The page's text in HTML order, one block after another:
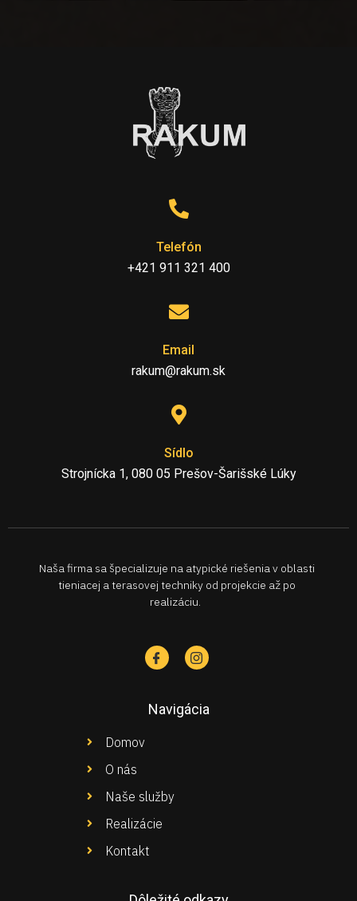
Telefón
+421 911 321 400
Email
rakum@rakum.sk
Sídlo
Strojnícka 1, 080 05 Prešov-Šarišské Lúky
Naša firma sa špecializuje na atypické riešenia v oblasti
tieniacej a terasovej techniky od projekcie až po
realizáciu.
Navigácia
Domov
O nás
Naše služby
Realizácie
Kontakt